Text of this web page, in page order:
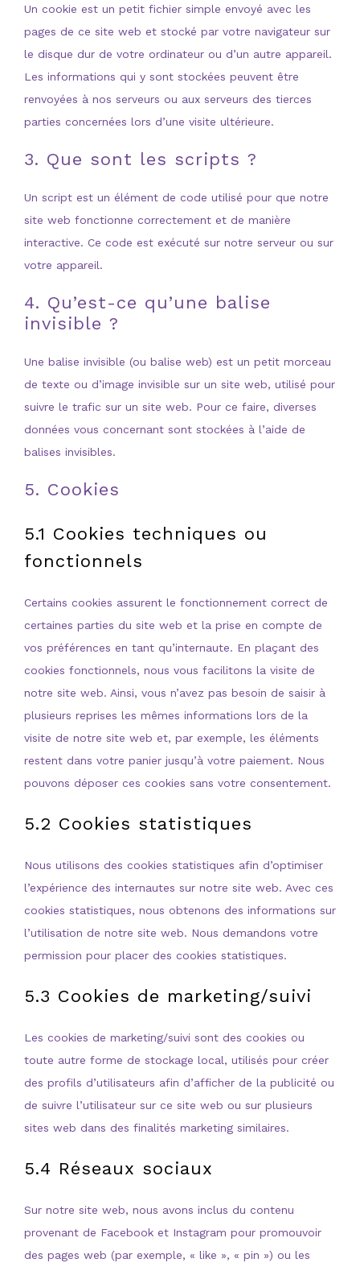
Un cookie est un petit fichier simple envoyé avec les
pages de ce site web et stocké par votre navigateur sur
le disque dur de votre ordinateur ou d’un autre appareil.
Les informations qui y sont stockées peuvent être
renvoyées à nos serveurs ou aux serveurs des tierces
parties concernées lors d’une visite ultérieure.
3. Que sont les scripts ?
Un script est un élément de code utilisé pour que notre
site web fonctionne correctement et de manière
interactive. Ce code est exécuté sur notre serveur ou sur
votre appareil.
4. Qu’est-ce qu’une balise
invisible ?
Une balise invisible (ou balise web) est un petit morceau
de texte ou d’image invisible sur un site web, utilisé pour
suivre le trafic sur un site web. Pour ce faire, diverses
données vous concernant sont stockées à l’aide de
balises invisibles.
5. Cookies
5.1 Cookies techniques ou
fonctionnels
Certains cookies assurent le fonctionnement correct de
certaines parties du site web et la prise en compte de
vos préférences en tant qu’internaute. En plaçant des
cookies fonctionnels, nous vous facilitons la visite de
notre site web. Ainsi, vous n’avez pas besoin de saisir à
plusieurs reprises les mêmes informations lors de la
visite de notre site web et, par exemple, les éléments
restent dans votre panier jusqu’à votre paiement. Nous
pouvons déposer ces cookies sans votre consentement.
5.2 Cookies statistiques
Nous utilisons des cookies statistiques afin d’optimiser
l’expérience des internautes sur notre site web. Avec ces
cookies statistiques, nous obtenons des informations sur
l’utilisation de notre site web. Nous demandons votre
permission pour placer des cookies statistiques.
5.3 Cookies de marketing/suivi
Les cookies de marketing/suivi sont des cookies ou
toute autre forme de stockage local, utilisés pour créer
des profils d’utilisateurs afin d’afficher de la publicité ou
de suivre l’utilisateur sur ce site web ou sur plusieurs
sites web dans des finalités marketing similaires.
5.4 Réseaux sociaux
Sur notre site web, nous avons inclus du contenu
provenant de Facebook et Instagram pour promouvoir
des pages web (par exemple, « like », « pin ») ou les